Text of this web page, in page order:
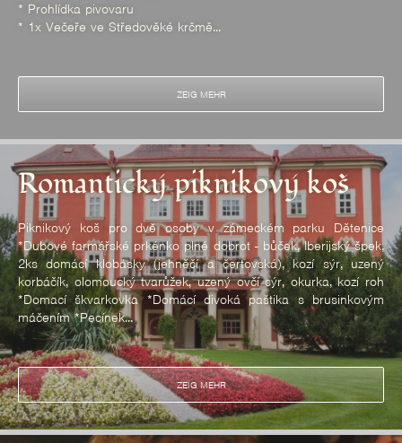
* Prohlídka pivovaru
* 1x Večeře ve Středověké krčmě...
ZEIG MEHR
Romantický piknikový koš
Piknikový koš pro dvě osoby v zámeckém parku Dětenice
*Dubové farmářské prkénko plné dobrot - bůček, Iberijský špek,
2ks domácí klobásky (jehněčí a čertovská), kozí sýr, uzený
korbáčík, olomoucký tvarůžek, uzený ovčí sýr, okurka, kozí roh
*Domací škvarkovka *Domácí divoká paštika s brusinkovým
máčením *Pecínek...
ZEIG MEHR